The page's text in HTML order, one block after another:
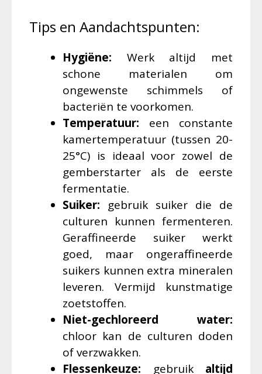
Tips en Aandachtspunten:
Hygiëne: Werk altijd met
schone materialen om
ongewenste schimmels of
bacteriën te voorkomen.
Temperatuur: een constante
kamertemperatuur (tussen 20-
25°C) is ideaal voor zowel de
gemberstarter als de eerste
fermentatie.
Suiker: gebruik suiker die de
culturen kunnen fermenteren.
Geraffineerde suiker werkt
goed, maar ongeraffineerde
suikers kunnen extra mineralen
leveren. Vermijd kunstmatige
zoetstoffen.
Niet-gechloreerd water:
chloor kan de culturen doden
of verzwakken.
Flessenkeuze: gebruik altijd